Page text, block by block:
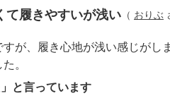
て履きやすいが浅い （ おりぶ
が、履き心地が浅い感じがし
。
と言っています